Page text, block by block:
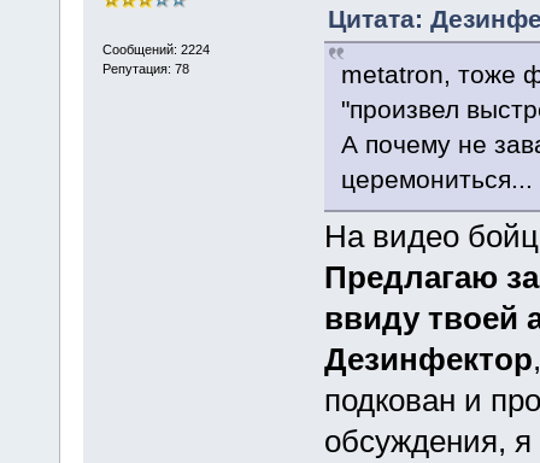
Сообщений: 2224
Репутация: 78
Цитата:
metatron, тоже
"произвел
А почему не
церемониться...
На видео
Предлагаю
ввиду твоей
Дезинфектор
подкован и
обсуждения,